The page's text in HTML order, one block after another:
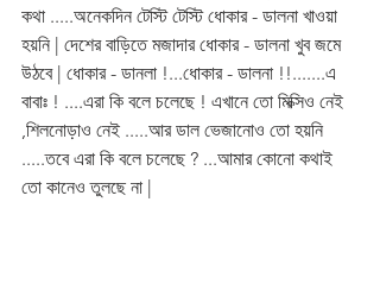
কথা .....অনেকদিন টেস্টি টেস্টি ধোকার - ডালনা খাওয়া
হয়নি | দেশের বাড়িতে মজাদার ধোকার - ডালনা খুব জমে
উঠবে | ধোকার - ডানলা !...ধোকার - ডালনা !!.......এ
বাবাঃ ! ....এরা কি বলে চলেছে ! এখানে তো মিক্সিও নেই
,শিলনোড়াও নেই .....আর ডাল ভেজানোও তো হয়নি
.....তবে এরা কি বলে চলেছে ? ...আমার কোনো কথাই
তো কানেও তুলছে না |